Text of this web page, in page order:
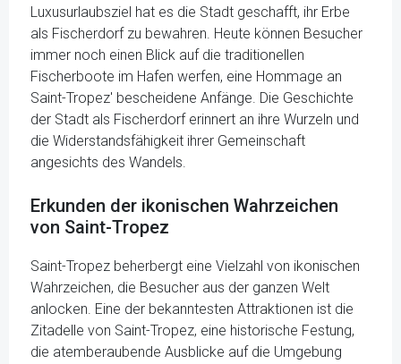
Luxusurlaubsziel hat es die Stadt geschafft, ihr Erbe
als Fischerdorf zu bewahren. Heute können Besucher
immer noch einen Blick auf die traditionellen
Fischerboote im Hafen werfen, eine Hommage an
Saint-Tropez' bescheidene Anfänge. Die Geschichte
der Stadt als Fischerdorf erinnert an ihre Wurzeln und
die Widerstandsfähigkeit ihrer Gemeinschaft
angesichts des Wandels.
Erkunden der ikonischen Wahrzeichen
von Saint-Tropez
Saint-Tropez beherbergt eine Vielzahl von ikonischen
Wahrzeichen, die Besucher aus der ganzen Welt
anlocken. Eine der bekanntesten Attraktionen ist die
Zitadelle von Saint-Tropez, eine historische Festung,
die atemberaubende Ausblicke auf die Umgebung